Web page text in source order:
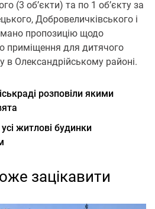
(3 об’єкти) та по 1 об’єкту за
Добровеличківського і
пропозицію щодо
приміщення для дитячого
в Олександрійському районі.
розповіли якими
житлові будинки
зацікавити